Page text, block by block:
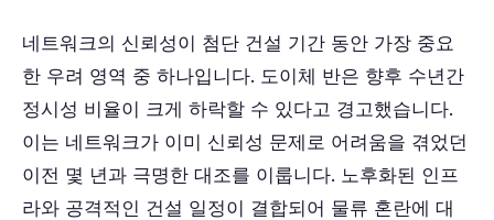
네트워크의 신뢰성이 첨단 건설 기간 동안 가장 중요
한 우려 영역 중 하나입니다. 도이체 반은 향후 수년간
정시성 비율이 크게 하락할 수 있다고 경고했습니다.
이는 네트워크가 이미 신뢰성 문제로 어려움을 겪었던
이전 몇 년과 극명한 대조를 이룹니다. 노후화된 인프
라와 공격적인 건설 일정이 결합되어 물류 혼란에 대